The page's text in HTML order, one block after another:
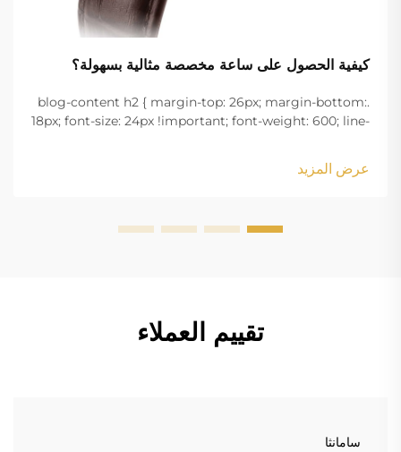
كيفية الحصول على ساعة مخصصة مثالية بسهولة؟
.blog-content h2 { margin-top: 26px; margin-bottom:
18px; font-size: 24px !important; font-weight: 600; line-
margin-bottom: 18px; font-size: 20px !important; font-
w...
عرض المزيد
تقييم العملاء
سامانثا